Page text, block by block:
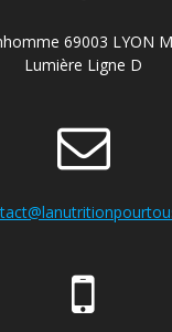
69003 LYON
Lumière Ligne D